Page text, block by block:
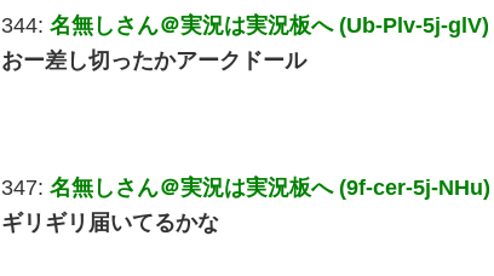
344: 名無しさん＠実況は実況板へ (Ub-Plv-5j-glV)
おー差し切ったかアークドール
347: 名無しさん＠実況は実況板へ (9f-cer-5j-NHu)
ギリギリ届いてるかな